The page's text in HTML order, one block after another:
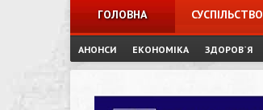
ГОЛОВНА СУСПІЛЬСТВО
АНОНСИ ЕКОНОМІКА ЗДОРОВ`Я